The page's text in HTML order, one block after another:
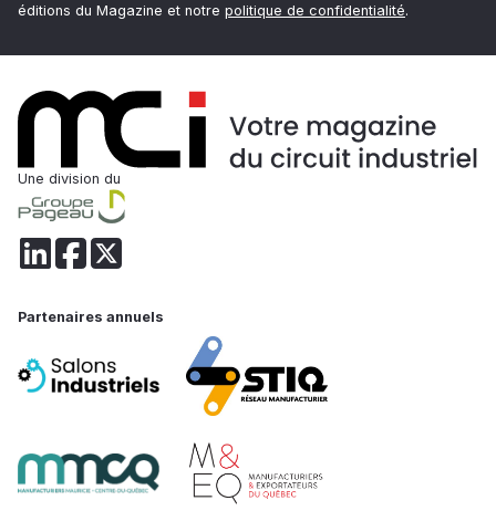
éditions du Magazine et notre politique de confidentialité.
Une division du
Partenaires annuels